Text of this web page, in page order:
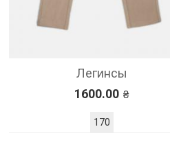
Легинсы
1600.00
170